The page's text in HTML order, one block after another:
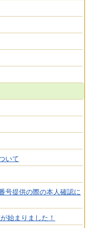
いて
号提供の際の本人確認に
始まりました！